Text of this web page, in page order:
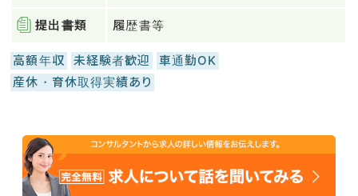
提出書類 履歴書等
高額年収 未経験者歓迎
車通勤OK
産休・育休取得実績あり